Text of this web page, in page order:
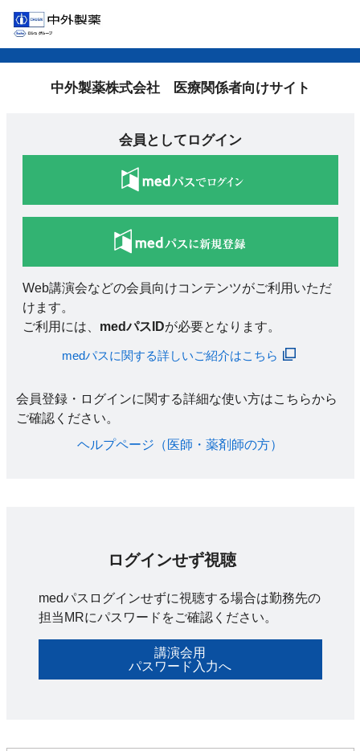
中外製薬株式会社 医療関係者向けサイト
会員としてログイン
Web講演会などの会員向けコンテンツがご利用いただ
けます。
ご利用には、 medパスIDが必要となります。
medパスに関する詳しいご紹介はこちら
会員登録・ログインに関する詳細な使い方はこちらから
ご確認ください。​
ヘルプページ（医師・薬剤師の方）​
ログインせず視聴
medパスログインせずに視聴する場合は勤務先の
担当MRにパスワードをご確認ください。
講演会用
パスワード入力へ